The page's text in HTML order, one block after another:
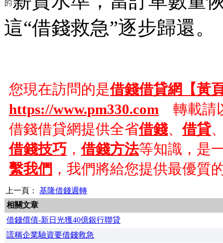
這“借錢救急”逐步歸還。
您現在訪問的是借錢借貸網【黃
https://www.pm330.com 轉載請
借錢借貸網提供全省借錢、借貸
借錢技巧 ，借錢方法等知識，是
繫我們 ，我們將給您提供最優質
上一頁： 基隆借錢週轉
相關文章
借錢償債-新日光獲40億銀行聯貸
謊稱企業驗資要借錢救急